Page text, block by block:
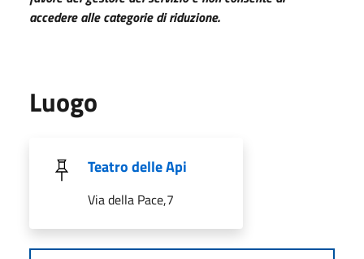
accedere alle categorie di riduzione.
Luogo
Teatro delle Api
Via della Pace,7